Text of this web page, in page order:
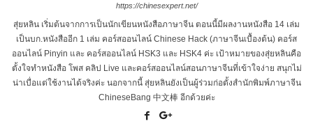
https://chinesexpert.net/
สุ่ยหลิน เริ่มต้นจากการเป็นนักเขียนหนังสือภาษาจีน ตอนนี้มีผลงานหนังสือ 14 เล่ม
เป็นบก.หนังสืออีก 1 เล่ม คอร์สออนไลน์ Chinese Hack (ภาษาจีนเบื้องต้น) คอร์ส
ออนไลน์ Pinyin และ คอร์สออนไลน์ HSK3 และ HSK4 ค่ะ เป้าหมายของสุ่ยหลินคือ
ตั้งใจทำหนังสือ โพส คลิป Live และคอร์สออนไลน์สอนภาษาจีนที่เข้าใจง่าย สนุกไม่
น่าเบื่อแต่ใช้งานได้จริงค่ะ นอกจากนี้ สุ่ยหลินยังเป็นผู้ร่วมก่อตั้งสำนักพิมพ์ภาษาจีน
ChineseBang 中文棒 อีกด้วยค่ะ